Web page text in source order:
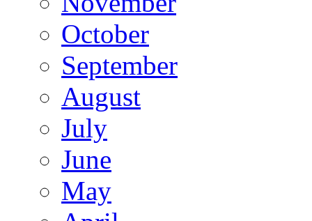
October
September
August
July
June
May